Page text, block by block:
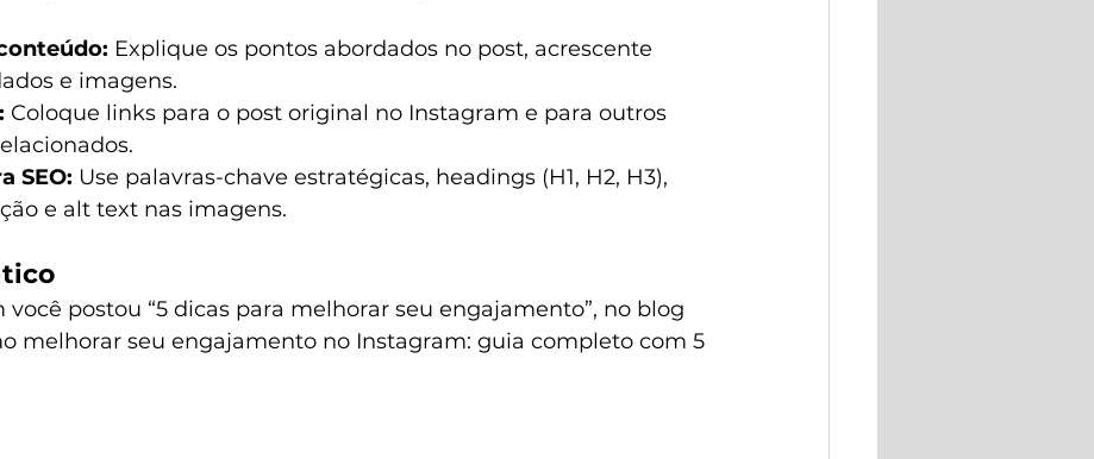
Explique os pontos abordados no post, acrescente
e imagens.
Coloque links para o post original no Instagram e para outros
SEO: Use palavras-chave estratégicas, headings (H1, H2, H3),
e alt text nas imagens.
você postou “5 dicas para melhorar seu engajamento”, no blog
melhorar seu engajamento no Instagram: guia completo com 5